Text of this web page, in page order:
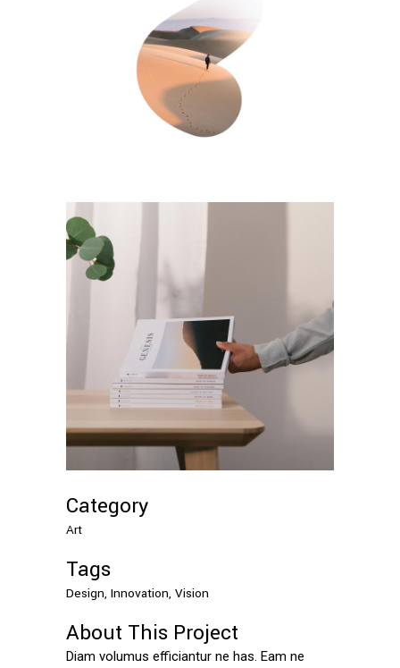
Category
Art
Tags
Design, Innovation, Vision
About This Project
Diam volumus efficiantur ne has. Eam ne